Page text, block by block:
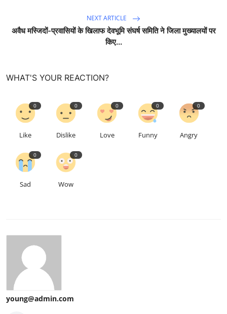
NEXT ARTICLE
अवैध मस्जिदों-प्रवासियों के खिलाफ देवभूमि संघर्ष समिति ने जिला मुख्यालयों पर
किए...
WHAT'S YOUR REACTION?
0
Like
0
Dislike
0
Love
0
Funny
0
Angry
0
Sad
0
Wow
young@admin.com